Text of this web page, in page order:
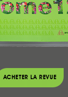
ce projet :
projet
ACHETER LA REVUE